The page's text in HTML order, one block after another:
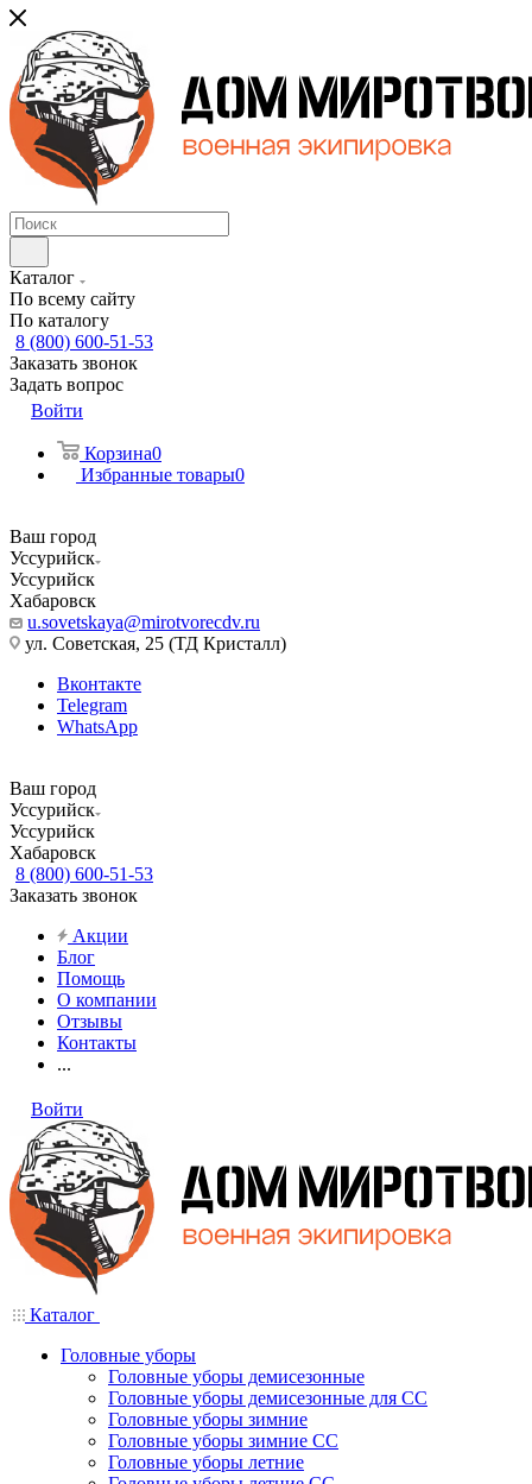
Каталог
По всему сайту
По каталогу
8 (800) 600-51-53
Заказать звонок
Задать вопрос
Войти
Корзина0
Избранные товары0
Ваш город
Уссурийск
Уссурийск
Хабаровск
u.sovetskaya@mirotvorecdv.ru
ул. Советская, 25 (ТД Кристалл)
Вконтакте
Telegram
WhatsApp
Ваш город
Уссурийск
Уссурийск
Хабаровск
8 (800) 600-51-53
Заказать звонок
Акции
Блог
Помощь
О компании
Отзывы
Контакты
...
Войти
Каталог
Головные уборы
Головные уборы демисезонные
Головные уборы демисезонные для СС
Головные уборы зимние
Головные уборы зимние СС
Головные уборы летние